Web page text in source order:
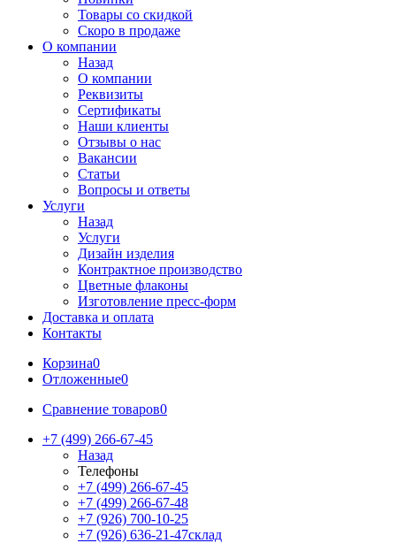
Товары со скидкой
Скоро в продаже
О компании
Назад
О компании
Реквизиты
Сертификаты
Наши клиенты
Отзывы о нас
Вакансии
Статьи
Вопросы и ответы
Услуги
Назад
Услуги
Дизайн изделия
Контрактное производство
Цветные флаконы
Изготовление пресс-форм
Доставка и оплата
Контакты
Корзина0
Отложенные0
Сравнение товаров0
+7 (499) 266-67-45
Назад
Телефоны
+7 (499) 266-67-45
+7 (499) 266-67-48
+7 (926) 700-10-25
+7 (926) 636-21-47склад